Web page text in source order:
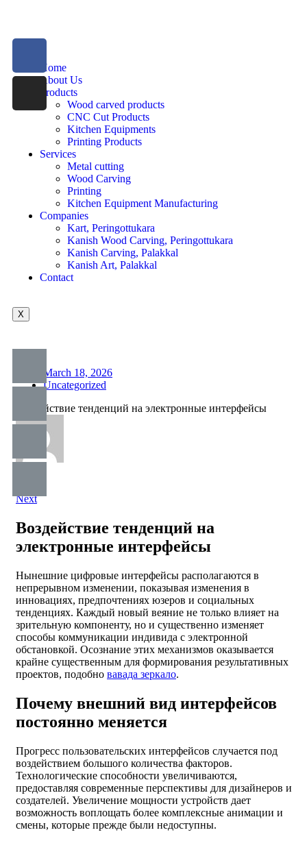
Home
About Us
Products
Wood carved products
CNC Cut Products
Kitchen Equipments
Printing Products
Services
Metal cutting
Wood Carving
Printing
Kitchen Equipment Manufacturing
Companies
Kart, Peringottukara
Kanish Wood Carving, Peringottukara
Kanish Carving, Palakkal
Kanish Art, Palakkal
Contact
X
March 18, 2026
Uncategorized
Воздействие тенденций на электронные интерфейсы
Next
Воздействие тенденций на
электронные интерфейсы
Нынешние цифровые интерфейсы располагаются в
непрерывном изменении, показывая изменения в
инновациях, предпочтениях юзеров и социальных
тенденциях. Каждый новый веяние не только влияет на
зрительную компоненту, но и существенно изменяет
способы коммуникации индивида с электронной
обстановкой. Осознание этих механизмов оказывается
крайне существенным для формирования результативных
проектов, подобно вавада зеркало.
Почему внешний вид интерфейсов
постоянно меняется
Прогресс пользовательских интерфейсов случается под
воздействием большого количества факторов.
Технологические способности увеличиваются,
предоставляя современные перспективы для дизайнеров и
создателей. Увеличение мощности устройств дает
возможность воплощать более комплексные анимации и
смены, которые прежде были недоступны.